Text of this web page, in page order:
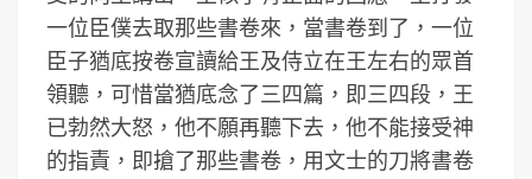
一位臣僕去取那些書卷來，當書卷到了，一位
臣子猶底按卷宣讀給王及侍立在王左右的眾首
領聽，可惜當猶底念了三四篇，即三四段，王
已勃然大怒，他不願再聽下去，他不能接受神
的指責，即搶了那些書卷，用文士的刀將書卷